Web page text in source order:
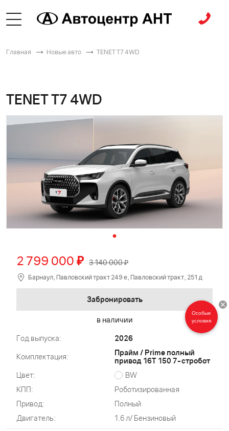
Главная Новые авто TENET T7 4WD
TENET T7 4WD
2 799 000 ₽ 3 140 000 ₽
Барнаул, Павловский тракт 249 е, Павловский тракт, 251 д
Забронировать
в наличии
Год выпуска: 2026
Комплектация:
Прайм / Prime полный
привод 16Т 150 7-стробот
Цвет:
BW
КПП:
Роботизированная
Привод:
Полный
Двигатель:
1.6 л/ Бензиновый
Особые
условия